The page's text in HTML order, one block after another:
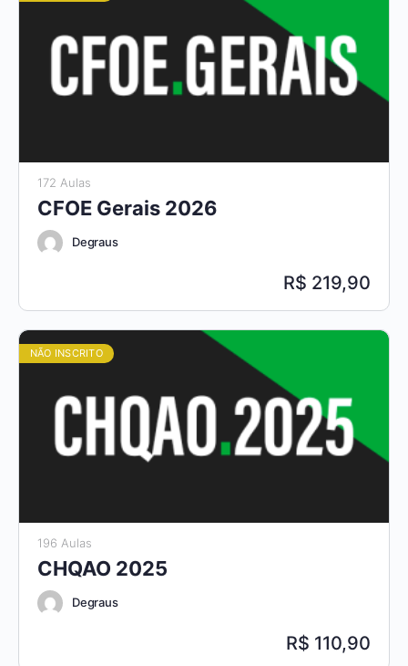
172 Aulas
CFOE Gerais 2026
Degraus
219,90
NÃO INSCRITO
196 Aulas
CHQAO 2025
Degraus
110,90